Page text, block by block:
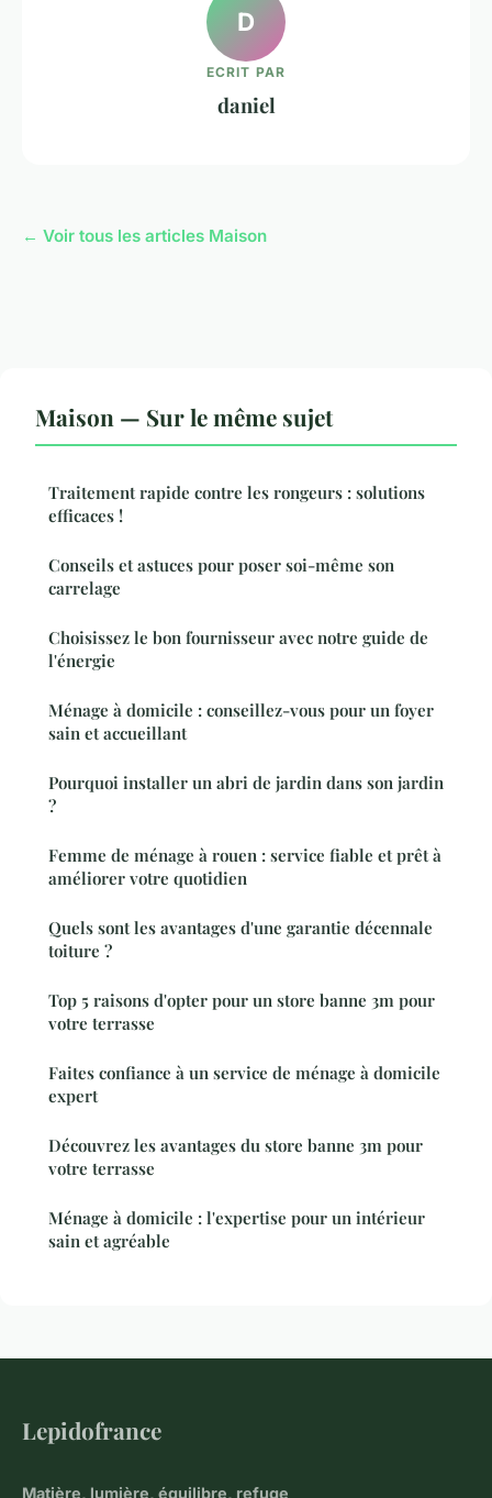
D
ECRIT PAR
daniel
← Voir tous les articles Maison
Maison — Sur le même sujet
Traitement rapide contre les rongeurs : solutions
efficaces !
Conseils et astuces pour poser soi-même son
carrelage
Choisissez le bon fournisseur avec notre guide de
l'énergie
Ménage à domicile : conseillez-vous pour un foyer
sain et accueillant
Pourquoi installer un abri de jardin dans son jardin
?
Femme de ménage à rouen : service fiable et prêt à
améliorer votre quotidien
Quels sont les avantages d'une garantie décennale
toiture ?
Top 5 raisons d'opter pour un store banne 3m pour
votre terrasse
Faites confiance à un service de ménage à domicile
expert
Découvrez les avantages du store banne 3m pour
votre terrasse
Ménage à domicile : l'expertise pour un intérieur
sain et agréable
Lepidofrance
Matière, lumière, équilibre, refuge